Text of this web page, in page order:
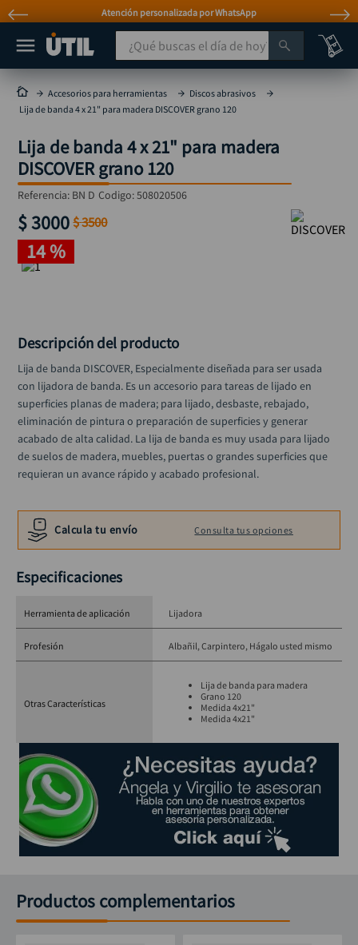
Atención personalizada por WhatsApp
¿Qué buscas el día de hoy?
Accesorios para herramientas
Discos abrasivos
Lija de banda 4 x 21" para madera DISCOVER grano 120
Lija de banda 4 x 21" para madera
DISCOVER grano 120
Referencia: BN D Codigo:508020506
$3000 $3500
14 %
Descripción del producto
Lija de banda DISCOVER, Especialmente diseñada para ser usada
con lijadora de banda. Es un accesorio para tareas de lijado en
superficies planas de madera; para lijado, desbaste, rebajado,
eliminación de pintura o preparación de superficies y generar
acabado de alta calidad. La lija de banda es muy usada para lijado
de suelos de madera, muebles, puertas o grandes superficies que
requieran un avance rápido y acabado profesional.
Calcula tu envío Consulta tus opciones
Especificaciones
Herramienta de aplicación Lijadora
Profesión Albañil Carpintero Hágalo usted mismo
Otras Características
Lija de banda para madera
Grano 120
Medida 4x21"
Medida 4x21"
Productos complementarios
MÁS BUSCADOS
taladro
taladros pulidoras
compresor
llave
sierra circular
ruteadora
rueda
alicate